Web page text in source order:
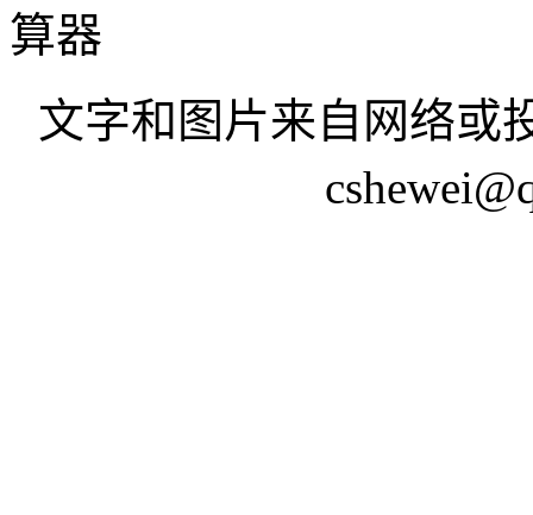
算器
文字和图片来自网络或